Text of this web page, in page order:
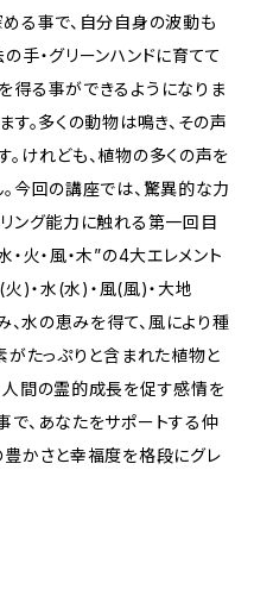
る事で、自分自身の波動も
手・グリーンハンドに育てて
得る事ができるようになりま
す。多くの動物は鳴き、その声
けれども、植物の多くの声を
今回の講座では、驚異的な力
ング能力に触れる第一回目
火・風・木”の4大エレメント
)・水(水)・風(風)・大地
、水の恵みを得て、風により種
がたっぷりと含まれた植物と
人間の霊的成長を促す感情を
、あなたをサポートする仲
豊かさと幸福度を格段にグレ